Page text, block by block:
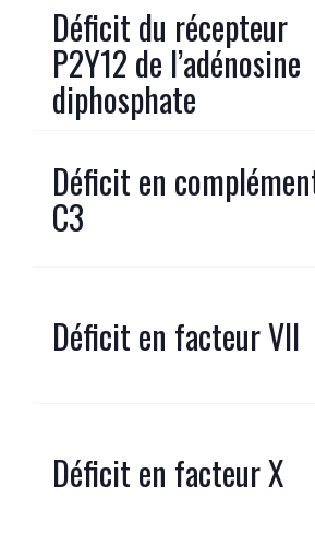
Déficit du récepteur
P2Y12 de l’adénosine
diphosphate
Déficit en
C3
Déficit en facteur VII
Déficit en facteur X